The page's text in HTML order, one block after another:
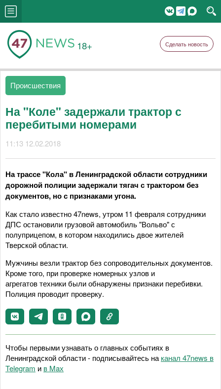
18+ Сделать новость
Происшествия
На "Коле" задержали трактор с
перебитыми номерами
11:13 12.02.2018
На трассе "Кола" в Ленинградской области сотрудники
дорожной полиции задержали тягач с трактором без
документов, но с признаками угона.
Как стало известно 47news, утром 11 февраля сотрудники
ДПС остановили грузовой автомобиль "Вольво" с
полуприцепом, в котором находились двое жителей
Тверской области.
Мужчины везли трактор без сопроводительных документов.
Кроме того, при проверке номерных узлов и
агрегатов техники были обнаружены признаки перебивки.
Полиция проводит проверку.
Чтобы первыми узнавать о главных событиях в
Ленинградской области - подписывайтесь на канал 47news в
Telegram и в Maх